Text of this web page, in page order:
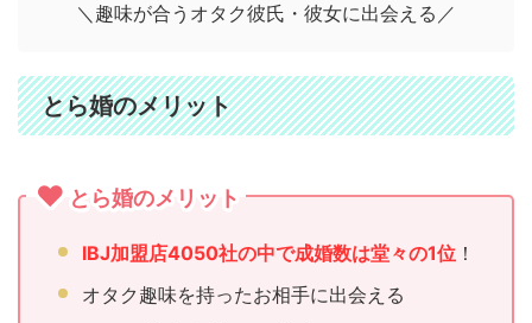
＼趣味が合うオタク彼氏・彼女に出会える／
とら婚のメリット
とら婚のメリット
IBJ加盟店4050社の中で成婚数は堂々の1位 ！
オタク趣味を持ったお相手に出会える